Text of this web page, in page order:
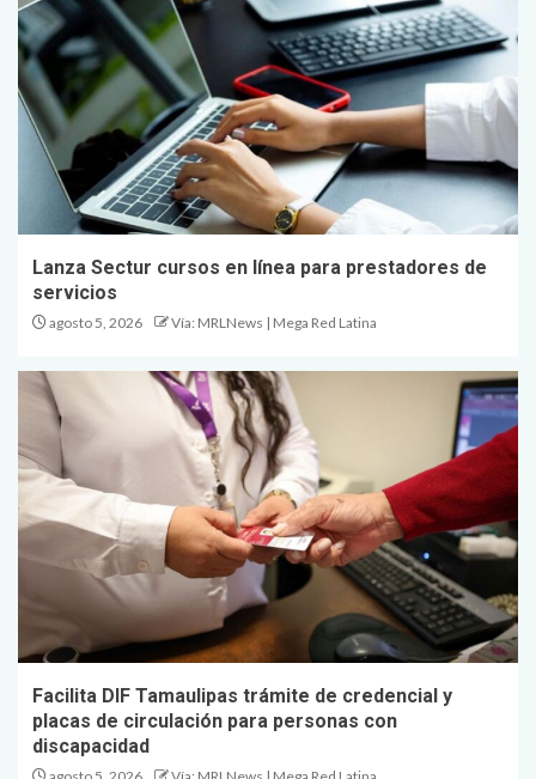
Lanza Sectur cursos en línea para prestadores de
servicios
agosto 5, 2026 Vía: MRLNews | Mega Red Latina
Facilita DIF Tamaulipas trámite de credencial y
placas de circulación para personas con
discapacidad